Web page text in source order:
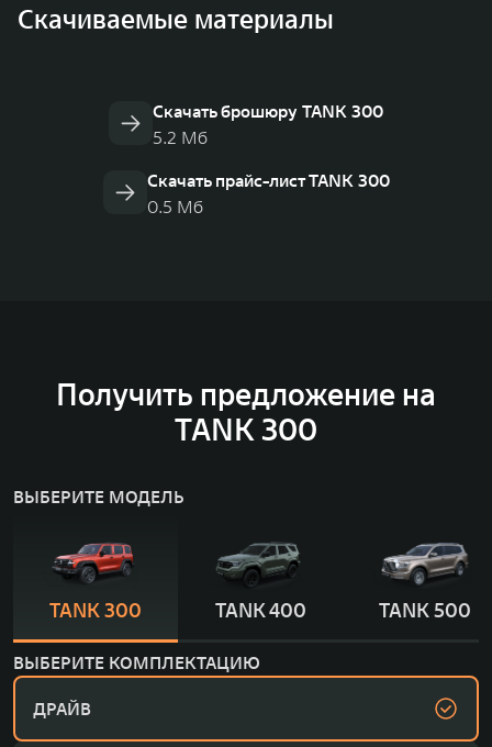
Скачиваемые материалы
Скачать брошюру TANK 300
5.2 Мб
Скачать прайс-лист TANK 300
0.5 Мб
Получить предложение на
TANK 300
ВЫБЕРИТЕ МОДЕЛЬ
TANK 300 TANK 400 TANK 500
ВЫБЕРИТЕ КОМПЛЕКТАЦИЮ
ДРАЙВ